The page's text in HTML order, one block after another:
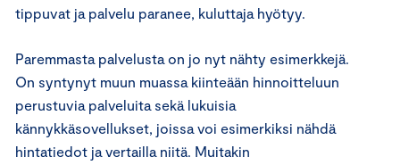
tippuvat ja palvelu paranee, kuluttaja hyötyy.
Paremmasta palvelusta on jo nyt nähty esimerkkejä.
On syntynyt muun muassa kiinteään hinnoitteluun
perustuvia palveluita sekä lukuisia
kännykkäsovellukset, joissa voi esimerkiksi nähdä
hintatiedot ja vertailla niitä. Muitakin